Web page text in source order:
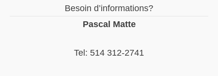
Besoin d’informations?
Pascal Matte
Tel: 514 312-2741